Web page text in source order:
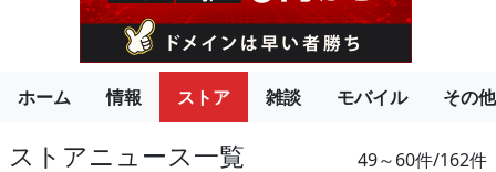
ホーム 情報 ストア 雑談 モバイル その他
ストアニュース一覧
49～60件/162件